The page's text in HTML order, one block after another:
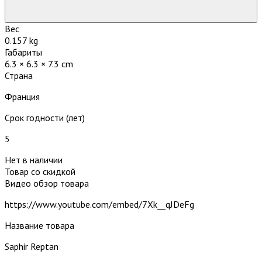
Вес
0.157 kg
Габариты
6.3 × 6.3 × 7.3 cm
Страна
Франция
Срок годности (лет)
5
Нет в наличии
Товар со скидкой
Видео обзор товара
https://www.youtube.com/embed/7Xk__qJDeFg
Название товара
Saphir Reptan